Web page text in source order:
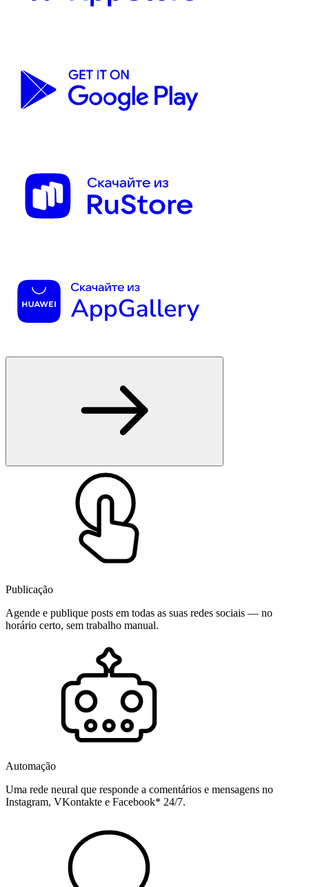
Publicação
Agende e publique posts em todas as suas redes sociais — no
horário certo, sem trabalho manual.
Automação
Uma rede neural que responde a comentários e mensagens no
Instagram, VKontakte e Facebook* 24/7.